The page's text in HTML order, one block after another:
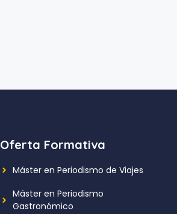
Oferta Formativa
Máster en Periodismo de Viajes
Máster en Periodismo
Gastronómico